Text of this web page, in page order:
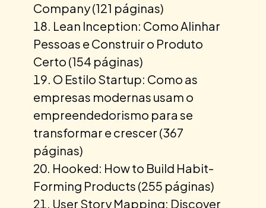
Company (121 páginas)
Lean Inception: Como Alinhar
Pessoas e Construir o Produto
Certo (154 páginas)
O Estilo Startup: Como as
empresas modernas usam o
empreendedorismo para se
transformar e crescer (367
páginas)
Hooked: How to Build Habit-
Forming Products (255 páginas)
User Story Mapping: Discover